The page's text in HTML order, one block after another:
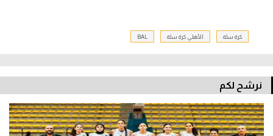
كرة سلة الأهلي كرة سلة BAL
نرشح لكم